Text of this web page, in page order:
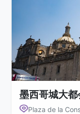
墨西哥城大
Plaza de la